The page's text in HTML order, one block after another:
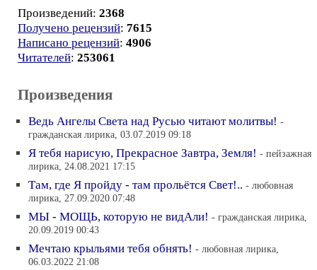
Произведений: 2368
Получено рецензий: 7615
Написано рецензий: 4906
Читателей: 253061
Произведения
Ведь Ангелы Света над Русью читают молитвы! -
гражданская лирика, 03.07.2019 09:18
Я тебя нарисую, Прекрасное Завтра, Земля! - пейзажная
лирика, 24.08.2021 17:15
Там, где Я пройду - там прольётся Свет!.. - любовная
лирика, 27.09.2020 07:48
МЫ - МОЩЬ, которую не видАли! - гражданская лирика,
20.09.2019 00:43
Мечтаю крыльями тебя обнять! - любовная лирика,
06.03.2022 21:08